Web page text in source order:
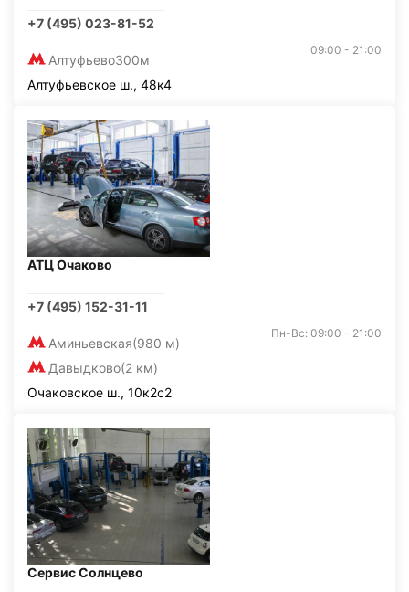
+7 (495) 023-81-52
Алтуфьево300м
09:00 - 21:00
Алтуфьевское ш., 48к4
АТЦ Очаково
+7 (495) 152-31-11
Аминьевская(980 м)
Давыдково(2 км)
Пн-Вс: 09:00 - 21:00
Очаковское ш., 10к2с2
Сервис Солнцево